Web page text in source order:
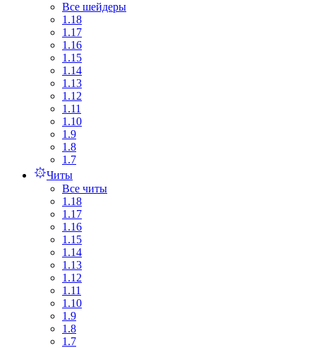
Все шейдеры
1.18
1.17
1.16
1.15
1.14
1.13
1.12
1.11
1.10
1.9
1.8
1.7
Читы
Все читы
1.18
1.17
1.16
1.15
1.14
1.13
1.12
1.11
1.10
1.9
1.8
1.7